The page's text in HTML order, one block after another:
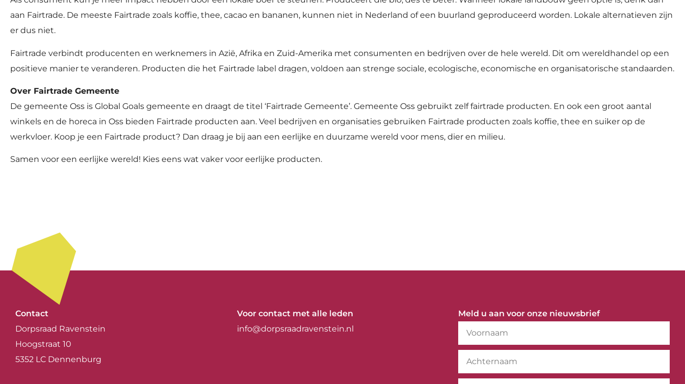
aan Fairtrade. De meeste Fairtrade zoals koffie, thee, cacao en bananen, kunnen niet in Nederland of een buurland geproduceerd worden. Lokale alternatieven zijn
er dus niet.
Fairtrade verbindt producenten en werknemers in Azië, Afrika en Zuid-Amerika met consumenten en bedrijven over de hele wereld. Dit om wereldhandel op een
positieve manier te veranderen. Producten die het Fairtrade label dragen, voldoen aan strenge sociale, ecologische, economische en organisatorische standaarden.
Over Fairtrade Gemeente
De gemeente Oss is Global Goals gemeente en draagt de titel ‘Fairtrade Gemeente’. Gemeente Oss gebruikt zelf fairtrade producten. En ook een groot aantal
winkels en de horeca in Oss bieden Fairtrade producten aan. Veel bedrijven en organisaties gebruiken Fairtrade producten zoals koffie, thee en suiker op de
werkvloer. Koop je een Fairtrade product? Dan draag je bij aan een eerlijke en duurzame wereld voor mens, dier en milieu.
Samen voor een eerlijke wereld! Kies eens wat vaker voor eerlijke producten.
Contact
Dorpsraad Ravenstein
Hoogstraat 10
5352 LC Dennenburg
Voor contact met alle leden
info@dorpsraadravenstein.nl
Meld u aan voor onze nieuwsbrief